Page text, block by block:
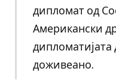
дипломат од
Американски
дипломатијата
доживеано.